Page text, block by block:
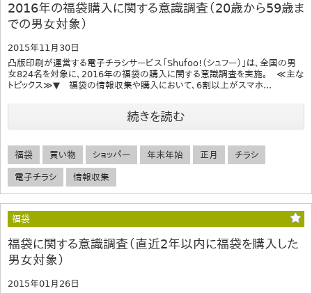
2016年の福袋購入に関する意識調査（20歳から59歳ま
での男女対象）
2015年11月30日
凸版印刷が運営する電子チラシサービス「Shufoo!（シュフー）」は、全国の男
女824名を対象に、2016年の福袋の購入に関する意識調査を実施。 ≪主な
トピックス≫▼ 福袋の情報収集や購入において、6割以上がスマホ...
続きを読む
福袋 買い物 ショッパー 年末年始 正月 チラシ
電子チラシ 情報収集
福袋
福袋に関する意識調査（直近2年以内に福袋を購入した
男女対象）
2015年01月26日